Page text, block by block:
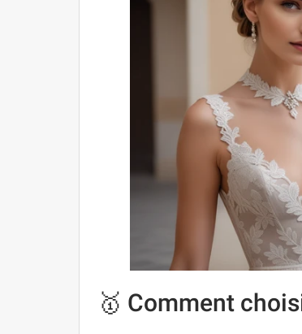
🥇 Comment